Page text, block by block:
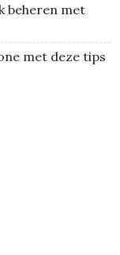
beheren met
met deze tips